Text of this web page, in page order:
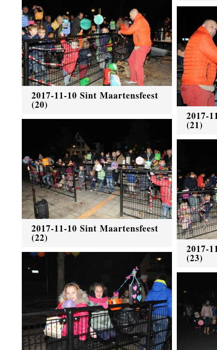
2017-11-10 Sint Maartensfeest
(20)
2017-11-10 Sint Maartensfeest
(22)
2017-
(21)
2017-
(23)